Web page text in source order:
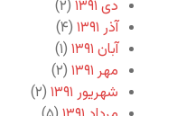
دی ۱۳۹۱
(۲)
آذر ۱۳۹۱
(۴)
آبان ۱۳۹۱
(۱)
مهر ۱۳۹۱
(۲)
شهریور ۱۳۹۱
(۲)